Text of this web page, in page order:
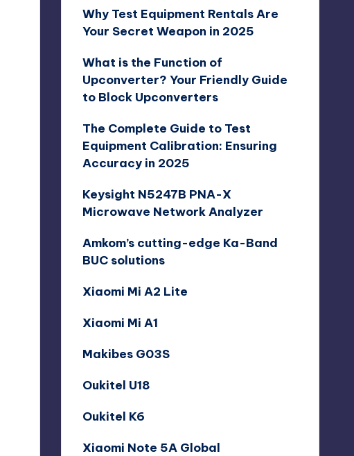
Why Test Equipment Rentals Are
Your Secret Weapon in 2025
What is the Function of
Upconverter? Your Friendly Guide
to Block Upconverters
The Complete Guide to Test
Equipment Calibration: Ensuring
Accuracy in 2025
Keysight N5247B PNA-X
Microwave Network Analyzer
Amkom’s cutting-edge Ka-Band
BUC solutions
Xiaomi Mi A2 Lite
Xiaomi Mi A1
Makibes G03S
Oukitel U18
Oukitel K6
Xiaomi Note 5A Global